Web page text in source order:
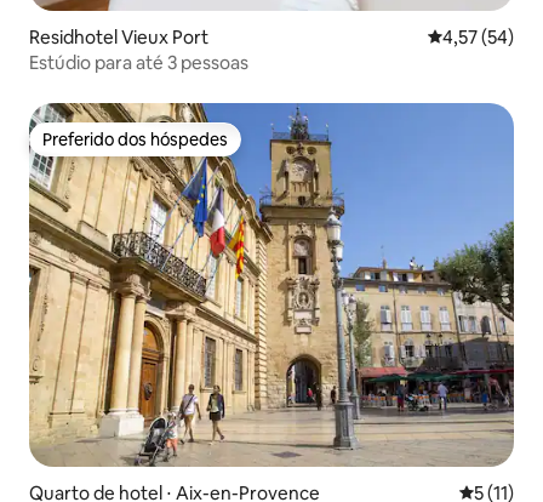
Residhotel Vieux Port 4,57 de uma
4,57 (54)
Estúdio para até 3 pessoas
Preferido dos hóspedes
Preferido dos hóspedes
Quarto de hotel ⋅ Aix-en-Provence 5 de uma
5 (11)